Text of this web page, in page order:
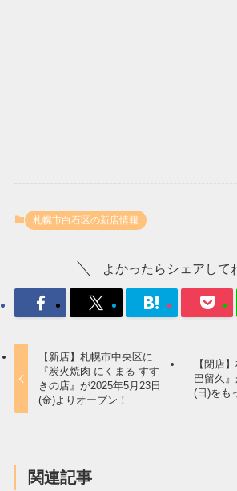
札幌市白石区の新店情報
よかったらシェアして
【新店】札幌市中央区に
『炭火焼肉 にくまる すす
きの店』が2025年5月23日
(金)よりオープン！
【閉店
巴留久
(日)をも
関連記事